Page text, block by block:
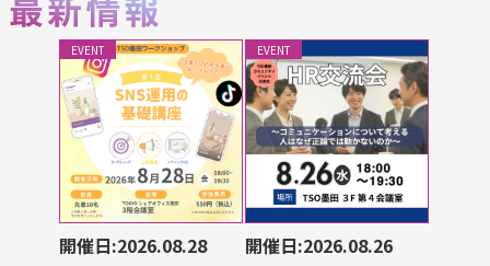
EVENT
開催日:2026.08.28
EVENT
開催日:2026.08.26